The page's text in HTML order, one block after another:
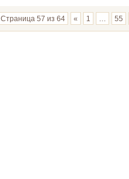
Страница 57 из 64 « 1 55